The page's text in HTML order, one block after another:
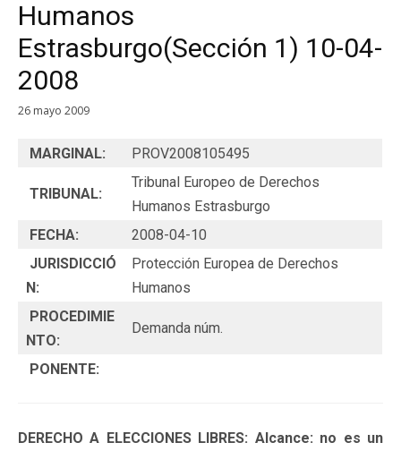
Humanos
Estrasburgo(Sección 1) 10-04-
2008
26 mayo 2009
MARGINAL: PROV2008105495
TRIBUNAL:
Tribunal Europeo de Derechos
Humanos Estrasburgo
FECHA:
2008-04-10
JURISDICCIÓ
N:
Protección Europea de Derechos
Humanos
PROCEDIMIE
NTO:
Demanda núm.
PONENTE:
DERECHO A ELECCIONES LIBRES: Alcance: no es un